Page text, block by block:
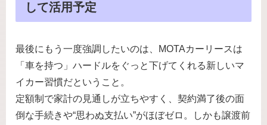
して活用予定
最後にもう一度強調したいのは、MOTAカーリースは
「車を持つ」ハードルをぐっと下げてくれる新しいマ
イカー習慣だということ。
定額制で家計の見通しが立ちやすく、契約満了後の面
倒な手続きや“思わぬ支払い”がほぼゼロ。しかも譲渡前